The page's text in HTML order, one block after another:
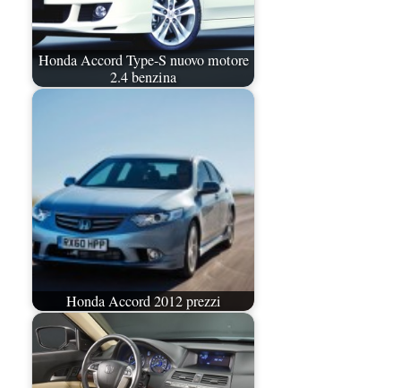
Honda Accord Type-S nuovo motore
2.4 benzina
Honda Accord 2012 prezzi